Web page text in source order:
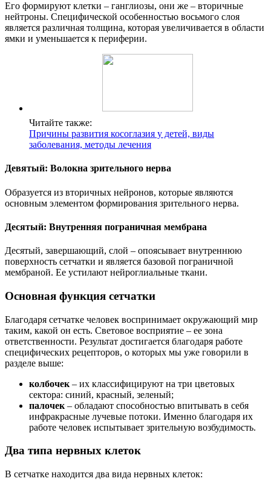
Его формируют клетки – ганглиозы, они же – вторичные
нейтроны. Специфической особенностью восьмого слоя
является различная толщина, которая увеличивается в области
ямки и уменьшается к периферии.
Читайте также:
Причины развития косоглазия у детей, виды
заболевания, методы лечения
Девятый: Волокна зрительного нерва
Образуется из вторичных нейронов, которые являются
основным элементом формирования зрительного нерва.
Десятый: Внутренняя пограничная мембрана
Десятый, завершающий, слой – опоясывает внутреннюю
поверхность сетчатки и является базовой пограничной
мембраной. Ее устилают нейроглиальные ткани.
Основная функция сетчатки
Благодаря сетчатке человек воспринимает окружающий мир
таким, какой он есть. Световое восприятие – ее зона
ответственности. Результат достигается благодаря работе
специфических рецепторов, о которых мы уже говорили в
разделе выше:
колбочек – их классифицируют на три цветовых
сектора: синий, красный, зеленый;
палочек – обладают способностью впитывать в себя
инфракрасные лучевые потоки. Именно благодаря их
работе человек испытывает зрительную возбудимость.
Два типа нервных клеток
В сетчатке находится два вида нервных клеток: